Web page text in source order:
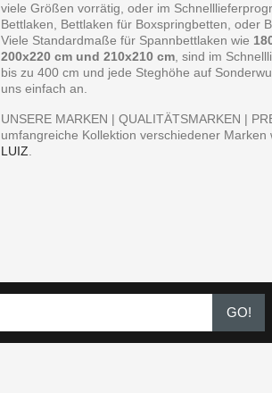
viele Größen vorrätig, oder im
Bettlaken, Bettlaken für Boxspringbetten, oder
Viele Standardmaße für Spannbettlaken wie
200x220 cm und 210x210 cm, sind im
bis zu 400 cm und jede Steghöhe auf
uns einfach an.
UNSERE MARKEN | QUALITÄTSMARKEN |
umfangreiche Kollektion verschiedener
LUIZ.
GO!